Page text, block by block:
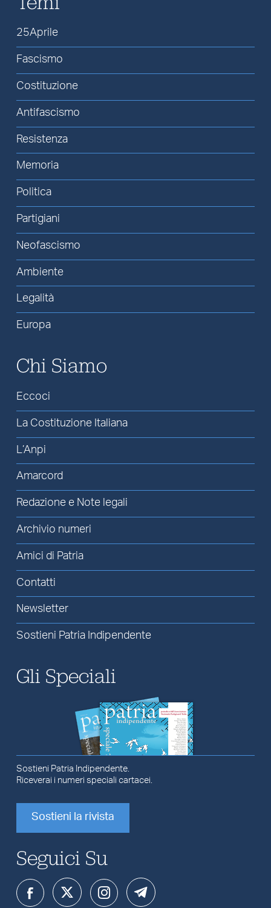
25Aprile
Fascismo
Costituzione
Antifascismo
Resistenza
Memoria
Politica
Partigiani
Neofascismo
Ambiente
Legalità
Europa
Chi Siamo
Eccoci
La Costituzione Italiana
L’Anpi
Amarcord
Redazione e Note legali
Archivio numeri
Amici di Patria
Contatti
Newsletter
Sostieni Patria Indipendente
Gli Speciali
Sostieni Patria Indipendente.
Riceverai i numeri speciali cartacei.
Sostieni la rivista
Seguici Su